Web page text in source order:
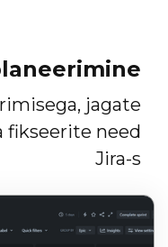
jagate
fikseerite need
Jira-s